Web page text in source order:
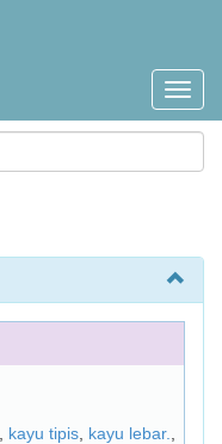
kayu tipis kayu lebar.